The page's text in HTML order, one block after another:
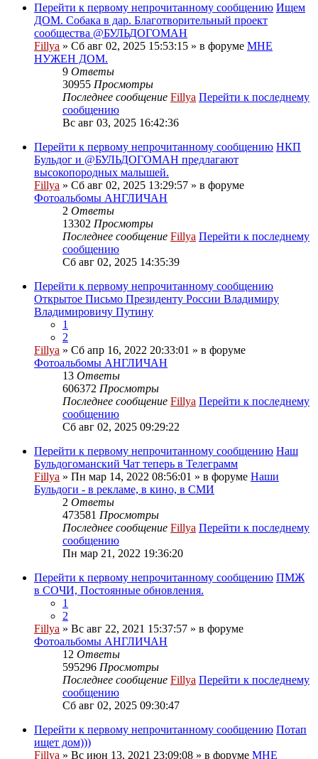
Перейти к первому непрочитанному сообщению Ищем
ДОМ. Собака в дар. Благотворительный проект
сообщества @БУЛЬДОГОМАН
Fillya » Сб авг 02, 2025 15:53:15 » в форуме МНЕ
НУЖЕН ДОМ.
9 Ответы
30955 Просмотры
Последнее сообщение Fillya Перейти к последнему
сообщению
Вс авг 03, 2025 16:42:36
Перейти к первому непрочитанному сообщению НКП
Бульдог и @БУЛЬДОГОМАН предлагают
высокопородных малышей.
Fillya » Сб авг 02, 2025 13:29:57 » в форуме
Фотоальбомы АНГЛИЧАН
2 Ответы
13302 Просмотры
Последнее сообщение Fillya Перейти к последнему
сообщению
Сб авг 02, 2025 14:35:39
Перейти к первому непрочитанному сообщению
Открытое Письмо Президенту России Владимиру
Владимировичу Путину
1
2
Fillya » Сб апр 16, 2022 20:33:01 » в форуме
Фотоальбомы АНГЛИЧАН
13 Ответы
606372 Просмотры
Последнее сообщение Fillya Перейти к последнему
сообщению
Сб авг 02, 2025 09:29:22
Перейти к первому непрочитанному сообщению Наш
Бульдогоманский Чат теперь в Телеграмм
Fillya » Пн мар 14, 2022 08:56:01 » в форуме Наши
Бульдоги - в рекламе, в кино, в СМИ
2 Ответы
473581 Просмотры
Последнее сообщение Fillya Перейти к последнему
сообщению
Пн мар 21, 2022 19:36:20
Перейти к первому непрочитанному сообщению ПМЖ
в СОЧИ, Постоянные обновления.
1
2
Fillya » Вс авг 22, 2021 15:37:57 » в форуме
Фотоальбомы АНГЛИЧАН
12 Ответы
595296 Просмотры
Последнее сообщение Fillya Перейти к последнему
сообщению
Сб авг 02, 2025 09:30:47
Перейти к первому непрочитанному сообщению Потап
ищет дом)))
Fillya » Вс июн 13, 2021 23:09:08 » в форуме МНЕ